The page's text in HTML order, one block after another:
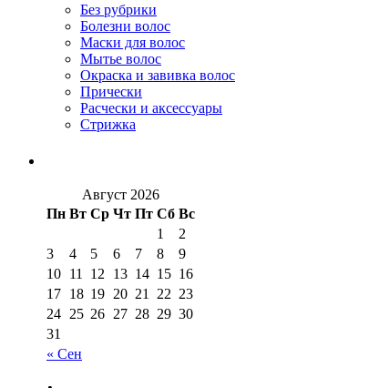
Без рубрики
Болезни волос
Маски для волос
Мытье волос
Окраска и завивка волос
Прически
Расчески и аксессуары
Стрижка
Август 2026
Пн Вт Ср Чт Пт Сб Вс
« Сен
1
2
3
4 5 6 7 8
9
10 11 12 13 14 15 16
17 18 19 20 21 22 23
24 25 26 27 28 29 30
31